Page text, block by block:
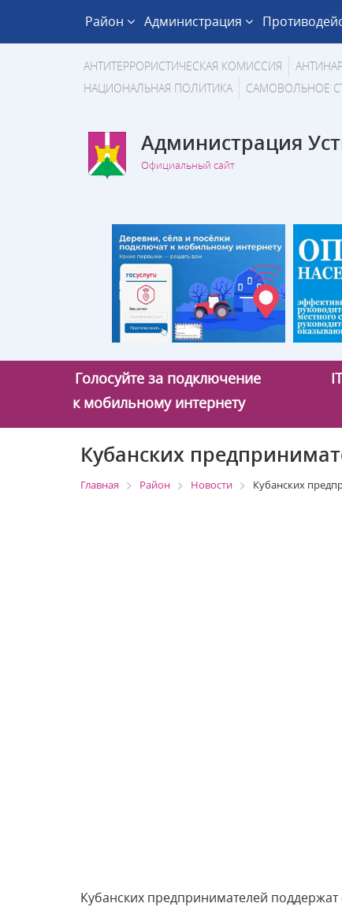
Район Администрация
АНТИТЕРРОРИСТИЧЕСКАЯ КОМИССИЯ
НАЦИОНАЛЬНАЯ ПОЛИТИКА
САМОВОЛЬНОЕ
Администрация
Официальный сайт
Голосуйте за подключение
к мобильному интернету
Кубанских
Главная Район Новости Кубанских
Кубанских предпринимателей